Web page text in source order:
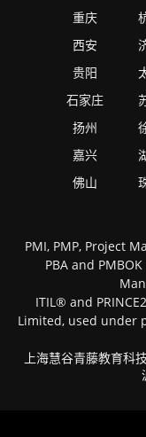
重庆
西安
贵阳
石家庄
扬州
嘉兴
佛山
PMI, PMP, Project
PBA and
ITIL® and
Limited, used under
上海慧谷青藤教育